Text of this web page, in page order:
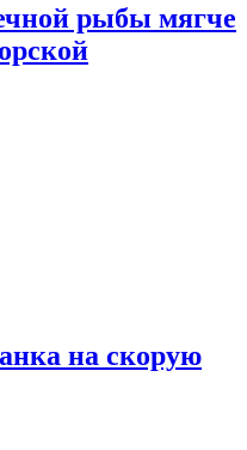
рыбы мягче
на скорую